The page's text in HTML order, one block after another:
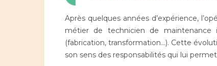
Après quelques années d’expérience,
métier de technicien de maintenance
(fabrication, transformation…). Cette
son sens des responsabilités qui lui